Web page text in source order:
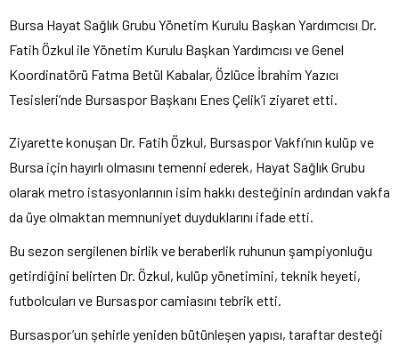
Bursa Hayat Sağlık Grubu Yönetim Kurulu Başkan Yardımcısı Dr.
Fatih Özkul ile Yönetim Kurulu Başkan Yardımcısı ve Genel
Koordinatörü Fatma Betül Kabalar, Özlüce İbrahim Yazıcı
Tesisleri’nde Bursaspor Başkanı Enes Çelik’i ziyaret etti.
Ziyarette konuşan Dr. Fatih Özkul, Bursaspor Vakfı’nın kulüp ve
Bursa için hayırlı olmasını temenni ederek, Hayat Sağlık Grubu
olarak metro istasyonlarının isim hakkı desteğinin ardından vakfa
da üye olmaktan memnuniyet duyduklarını ifade etti.
Bu sezon sergilenen birlik ve beraberlik ruhunun şampiyonluğu
getirdiğini belirten Dr. Özkul, kulüp yönetimini, teknik heyeti,
futbolcuları ve Bursaspor camiasını tebrik etti.
Bursaspor’un şehirle yeniden bütünleşen yapısı, taraftar desteği